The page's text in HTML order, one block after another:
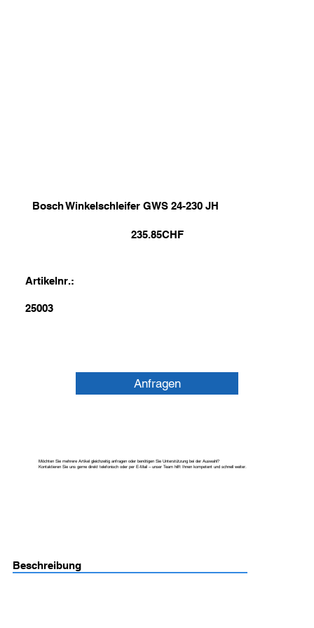
Bosch Winkelschleifer GWS 24-230 JH
235.85CHF
Artikelnr.:
25003
Anfragen
Möchten Sie mehrere Artikel gleichzeitig anfragen oder benötigen Sie Unterstützung bei der Auswahl?
Kontaktieren Sie uns gerne direkt telefonisch oder per E-Mail – unser Team hilft Ihnen kompetent und schnell weiter.
Beschreibung